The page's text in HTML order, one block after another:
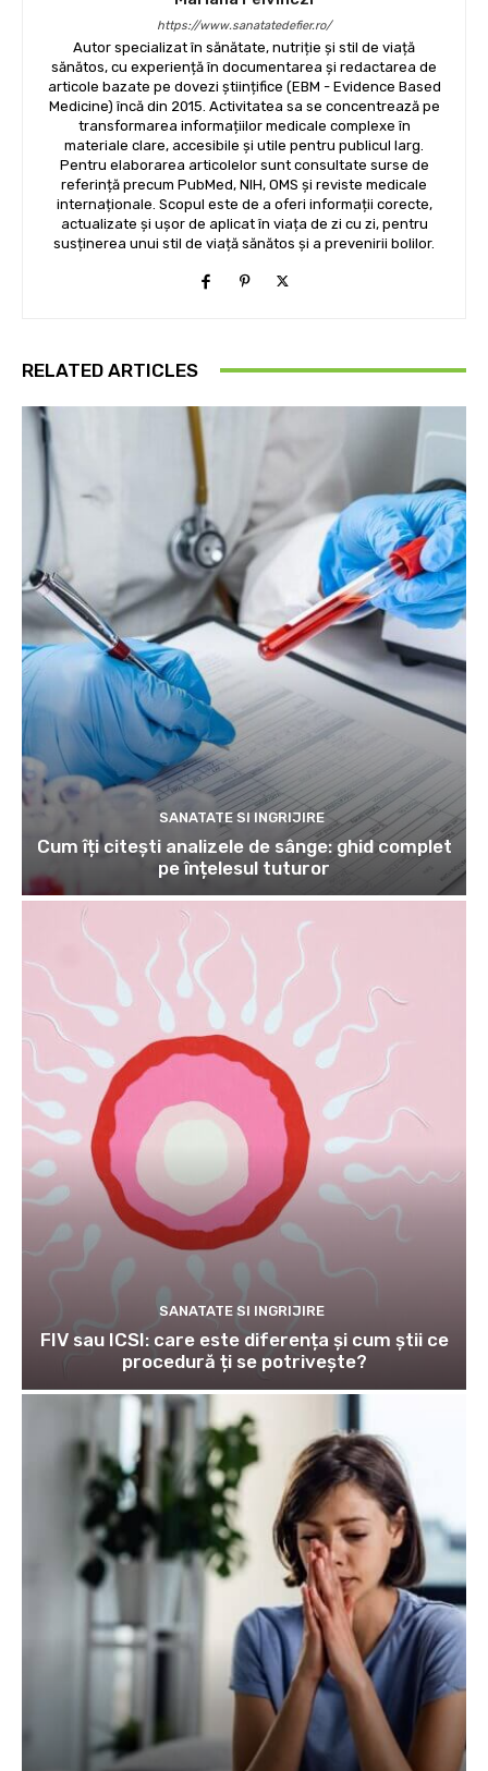
https://www.sanatatedefier.ro/
Autor specializat în sănătate, nutriție și stil de viață
sănătos, cu experiență în documentarea și redactarea de
articole bazate pe dovezi științifice (EBM - Evidence Based
Medicine) încă din 2015. Activitatea sa se concentrează pe
transformarea informațiilor medicale complexe în
materiale clare, accesibile și utile pentru publicul larg.
Pentru elaborarea articolelor sunt consultate surse de
referință precum PubMed, NIH, OMS și reviste medicale
internaționale. Scopul este de a oferi informații corecte,
actualizate și ușor de aplicat în viața de zi cu zi, pentru
susținerea unui stil de viață sănătos și a prevenirii bolilor.
RELATED ARTICLES
SANATATE SI INGRIJIRE
Cum îți citești analizele de sânge: ghid complet
pe înțelesul tuturor
SANATATE SI INGRIJIRE
FIV sau ICSI: care este diferența și cum știi ce
procedură ți se potrivește?